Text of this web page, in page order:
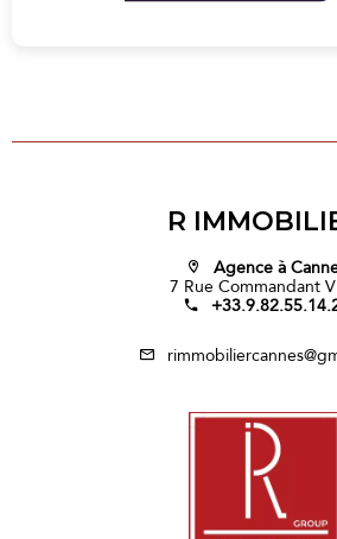
R
Agence à
7 Rue Commandant